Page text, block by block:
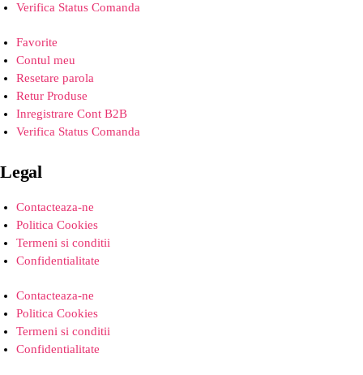
Verifica Status Comanda
Favorite
Contul meu
Resetare parola
Retur Produse
Inregistrare Cont B2B
Verifica Status Comanda
Legal
Contacteaza-ne
Politica Cookies
Termeni si conditii
Confidentialitate
Contacteaza-ne
Politica Cookies
Termeni si conditii
Confidentialitate